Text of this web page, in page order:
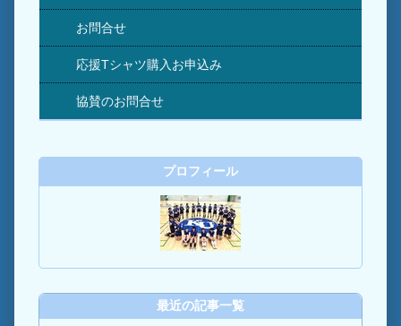
お問合せ
応援Tシャツ購入お申込み
協賛のお問合せ
プロフィール
最近の記事一覧